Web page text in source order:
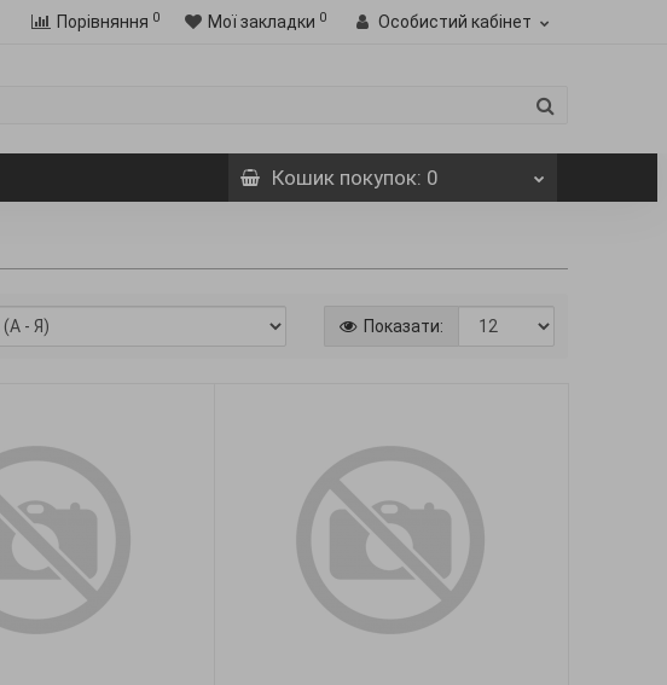
Порівняння 0 Мої закладки 0 Особистий кабінет
Кошикпокупок: 0
Показати: